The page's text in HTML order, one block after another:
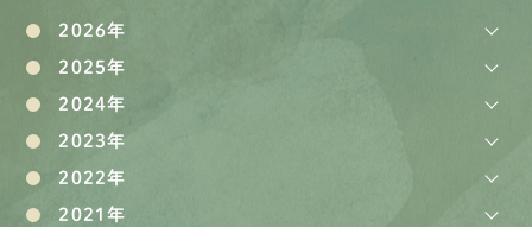
2026年
2025年
2024年
2023年
2022年
2021年